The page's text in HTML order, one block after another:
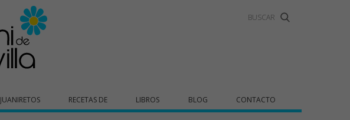
JUANIRETOS RECETAS DE LIBROS BLOG CONTACTO